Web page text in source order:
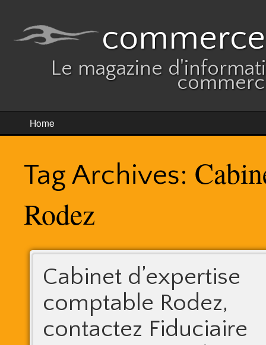
Le magazine
Home
Tag Archives:
Rodez
Cabinet d’expertise
comptable Rodez,
contactez Fiduciaire